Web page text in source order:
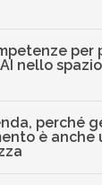
per
nello
perché
è anche